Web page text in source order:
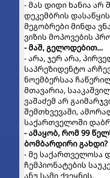
- მას დიდი ხანია არ
დეკემბრის
მეგობრები მინდა
ვიზის მოპოვების
- მაშ, გელოდებით...
- არა, ჯერ არა,
საპრეზიდენტო
ნოემბერსაა
მთავარია,
ვაშაძემ არ
შემთხვევაში,
საქართველოში
- ამაყობ, რომ 99
ბომბარდირი გახდი?
- მე საქართველოსა
ჩემპიონატების
ანუ სამი ქვეყნის.